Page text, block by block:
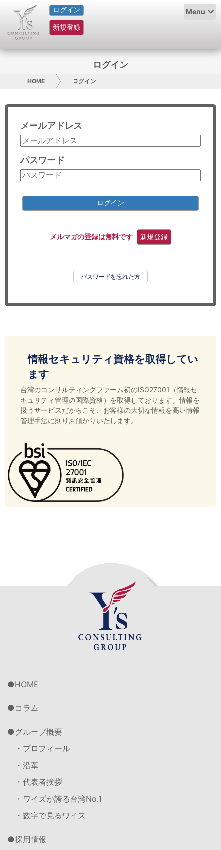
ログイン
新規登録
Menu
HOME
サービス紹介
グループ概要
採用情報
お問い合わせ
コンサルティング
リサーチ
ログイン
HOME ログイン
メールアドレス
パスワード
ログイン
メルマガの登録は無料です 新規登録
パスワードを忘れた方
情報セキュリティ資格を取得してい
ます
台湾のコンサルティングファーム初のISO27001（情報セ
キュリティ管理の国際資格）を取得しております。情報を
扱うサービスだからこそ、お客様の大切な情報を高い情報
管理手法に則りお預かりいたします。
HOME
コラム
グループ概要
・プロフィール
・沿革
・代表者挨拶
・ワイズが誇る台湾No.1
・数字で見るワイズ
採用情報